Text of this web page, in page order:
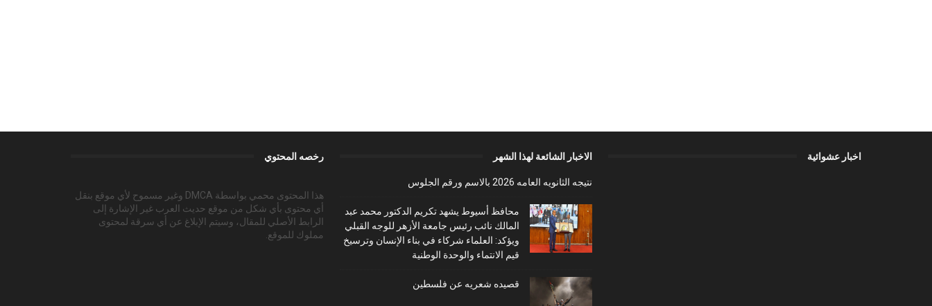
اخبار عشوائية الاخبار الشائعة لهذا الشهر
نتيجه الثانويه العامه 2026 بالاسم ورقم الجلوس
محافظ أسيوط يشهد تكريم الدكتور محمد عبد
المالك نائب رئيس جامعة الأزهر للوجه القبلي
ويؤكد: العلماء شركاء في بناء الإنسان وترسيخ
قيم الانتماء والوحدة الوطنية
قصيده شعريه عن فلسطين
رخصه المحتوي
هذا المحتوى محمي بواسطة DMCA وغير مسموح لأي موقع بنقل
أي محتوى بأي شكل من موقع حديث العرب غير الإشارة إلى
الرابط الأصلي للمقال، وسيتم الإبلاغ عن أي سرقة لمحتوى
مملوك للموقع.